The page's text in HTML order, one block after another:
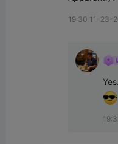
19:30 11-23-